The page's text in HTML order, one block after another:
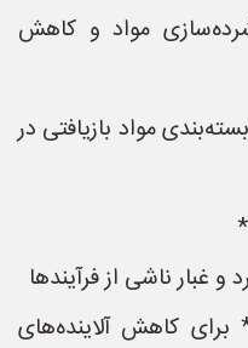
مواد و کاهش
مواد بازیافتی در
غبار ناشی از فرآیندها
کاهش آلاینده‌های